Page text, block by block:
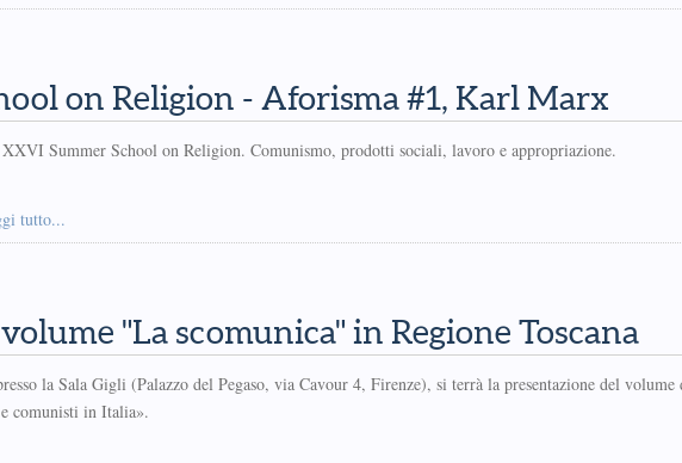
on Religion - Aforisma #1, Karl Marx
Summer School on Religion. Comunismo, prodotti sociali, lavoro e appropriazione.
tutto...
"La scomunica" in Regione Toscana
la Sala Gigli (Palazzo del Pegaso, via Cavour 4, Firenze), si terrà la presentazione del volume
comunisti in Italia».